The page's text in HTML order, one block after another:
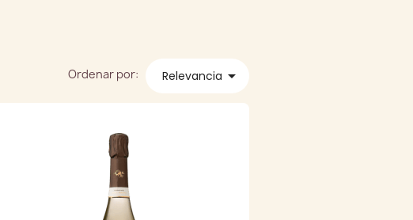
Ordenar por: Relevancia 